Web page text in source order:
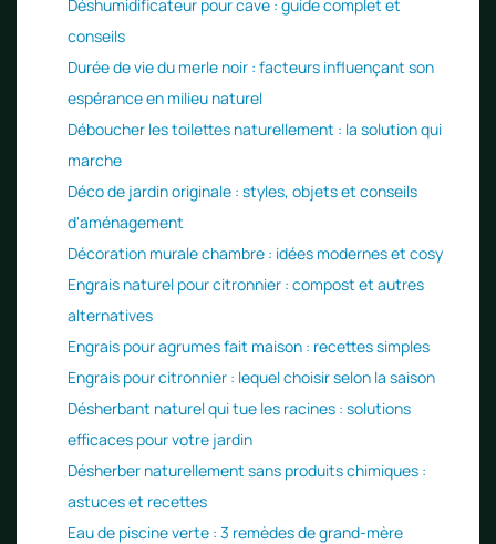
Déshumidificateur pour cave : guide complet et
conseils
Durée de vie du merle noir : facteurs influençant son
espérance en milieu naturel
Déboucher les toilettes naturellement : la solution qui
marche
Déco de jardin originale : styles, objets et conseils
d'aménagement
Décoration murale chambre : idées modernes et cosy
Engrais naturel pour citronnier : compost et autres
alternatives
Engrais pour agrumes fait maison : recettes simples
Engrais pour citronnier : lequel choisir selon la saison
Désherbant naturel qui tue les racines : solutions
efficaces pour votre jardin
Désherber naturellement sans produits chimiques :
astuces et recettes
Eau de piscine verte : 3 remèdes de grand-mère